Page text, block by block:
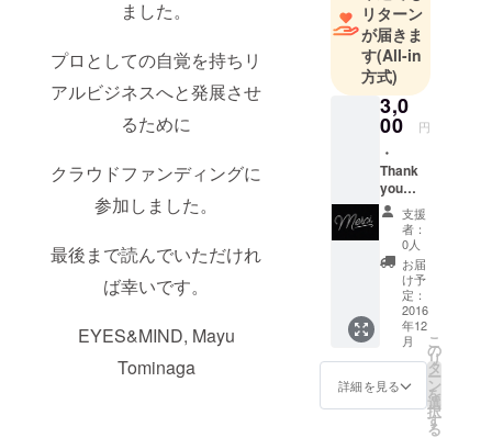
ました。
プロとしての自覚を持ちリ
アルビジネスへと発展させ
るために
クラウドファンディングに
参加しました。
最後まで読んでいただけれ
ば幸いです。
EYES&MIND, Mayu
Tominaga
ション専門
の翻訳通訳
会社
「EYES&MI
ND」を設
リターン
が届きま
す(All-in
方式)
3,0
00 円
・
Thank
you
letter
お礼の
メール
をお送
りさせ
ていた
だきま
す。 ・
報告書
イン
ターン
シップ
支援
者：
0人
お届
け予
定：
2016
年12
月
詳細を見る
こ
の
リ
タ
ー
ン
を
選
択
す
る